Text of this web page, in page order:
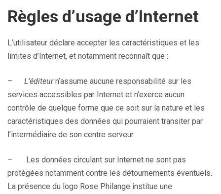
Règles d’usage d’Internet
L’utilisateur déclare accepter les caractéristiques et les
limites d’Internet, et notamment reconnaît que :
– L’éditeurn’assume aucune responsabilité sur les
services accessibles par Internet et n’exerce aucun
contrôle de quelque forme que ce soit sur la nature et les
caractéristiques des données qui pourraient transiter par
l’intermédiaire de son centre serveur.
– Les données circulant sur Internet ne sont pas
protégées notamment contre les détournements éventuels.
La présence du logo Rose Philange institue une